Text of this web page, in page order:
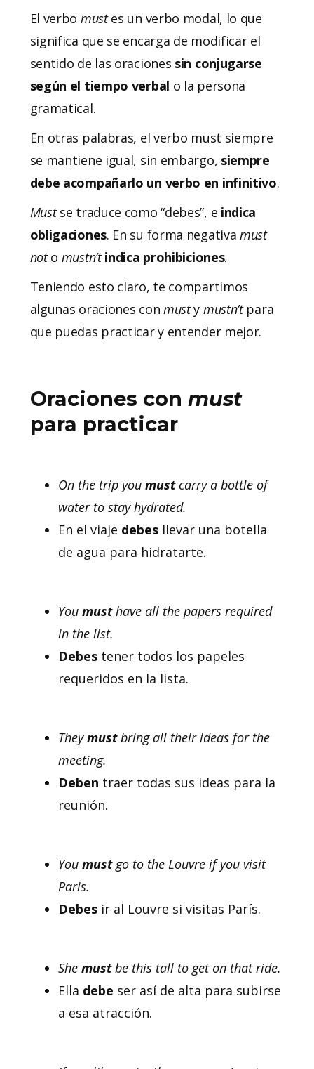
El verbo mustes un verbo modal, lo que
significa que se encarga de modificar el
sentido de las oraciones sin conjugarse
según el tiempo verbal o la persona
gramatical.
En otras palabras, el verbo must siempre
se mantiene igual, sin embargo, siempre
debe acompañarlo un verbo en infinitivo.
Mustse traduce como “debes”, e indica
obligaciones. En su forma negativamust
noto mustn’tindica prohibiciones.
Teniendo esto claro, te compartimos
algunas oraciones con musty mustn’tpara
que puedas practicar y entender mejor.
Oraciones con must
para practicar
On the trip you mustcarry a bottle of
water to stay hydrated.
En el viaje debesllevar una botella
de agua para hidratarte.
You musthave all the papers required
in the list.
Debestener todos los papeles
requeridos en la lista.
Theymustbring all their ideas for the
meeting.
Deben traer todas sus ideas para la
reunión.
You mustgo to the Louvre if you visit
Paris.
Debesir al Louvre si visitas París.
She mustbe this tall to get on that ride.
Ella debe ser así de alta para subirse
a esa atracción.